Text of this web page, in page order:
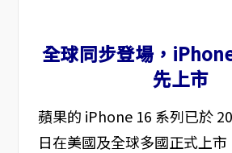
全球同步登場，
先上市
蘋果的 iPhone 16 系列已於
日在美國及全球多國正式上